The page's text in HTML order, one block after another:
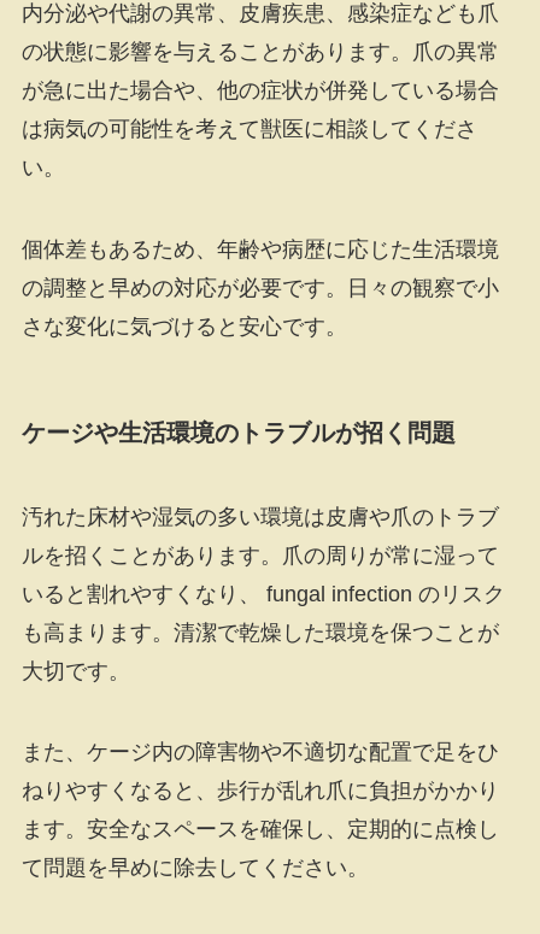
内分泌や代謝の異常、皮膚疾患、感染症なども爪
の状態に影響を与えることがあります。爪の異常
が急に出た場合や、他の症状が併発している場合
は病気の可能性を考えて獣医に相談してくださ
い。
個体差もあるため、年齢や病歴に応じた生活環境
の調整と早めの対応が必要です。日々の観察で小
さな変化に気づけると安心です。
ケージや生活環境のトラブルが招く問題
汚れた床材や湿気の多い環境は皮膚や爪のトラブ
ルを招くことがあります。爪の周りが常に湿って
いると割れやすくなり、 fungal infection のリスク
も高まります。清潔で乾燥した環境を保つことが
大切です。
また、ケージ内の障害物や不適切な配置で足をひ
ねりやすくなると、歩行が乱れ爪に負担がかかり
ます。安全なスペースを確保し、定期的に点検し
て問題を早めに除去してください。